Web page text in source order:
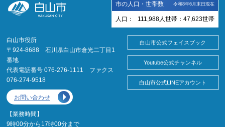
市の人口・世帯数 令和8年6月末日現在
人口： 111,988 人 世帯： 47,623世帯
白山市役所
〒924-8688 石川県白山市倉光二丁目1
番地
代表電話番号 076-276-1111 ファクス
076-274-9518
お問い合わせ
【業務時間】
9時00分から17時00分まで
白山市公式フェイスブック
Youtube公式チャンネル
白山市公式LINEアカウント